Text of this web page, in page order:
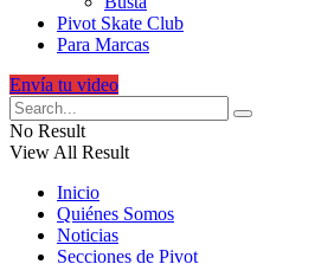
Pivot Skate Club
Para Marcas
Envía tu video
No Result
View All Result
Inicio
Quiénes Somos
Noticias
Secciones de Pivot